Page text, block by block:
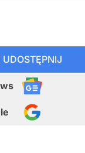
UDOSTĘPNIJ